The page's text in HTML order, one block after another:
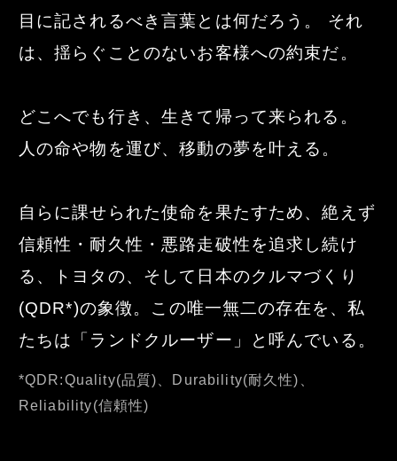
目に記されるべき言葉と は何だろう。 それ
は、揺らぐことのないお客様への約束だ。
どこへでも行き、生きて帰って来られる。
人の命や物を運び、移動の夢を叶える。
自らに課せられた使命を果たすため、絶えず
信頼性・耐久性・悪路走破性を追求し続け
る、トヨタの、そして日本のクルマづくり
(QDR*)の象徴。この唯一無二の存在を、私
たちは「ランドクルーザー」と呼んでいる。
*QDR:Quality(品質)、Durability(耐久性)、
Reliability(信頼性)